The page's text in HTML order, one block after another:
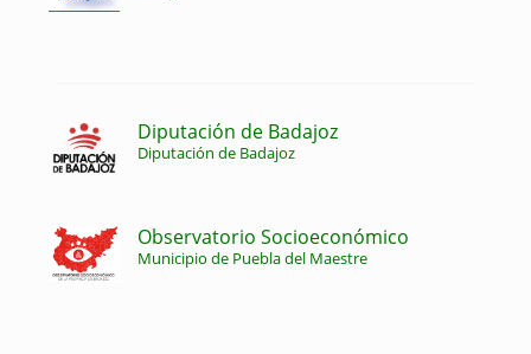
Diputación de Badajoz
Diputación de Badajoz
Observatorio Socioeconómico
Municipio de Puebla del Maestre